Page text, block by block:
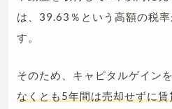
は、39.63％という高額の税
す。
そのため、キャピタルゲイン
なくとも5年間は売却せずに